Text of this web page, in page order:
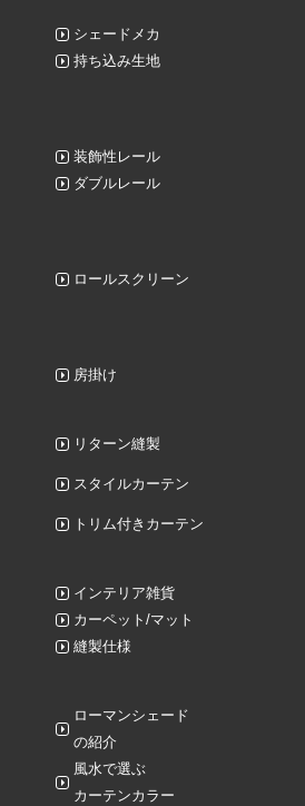
シェードメカ
持ち込み生地
装飾性レール
ダブルレール
ロールスクリーン
房掛け
リターン縫製
スタイルカーテン
トリム付きカーテン
インテリア雑貨
カーペット/マット
縫製仕様
ローマンシェード
の紹介
風水で選ぶ
カーテンカラー